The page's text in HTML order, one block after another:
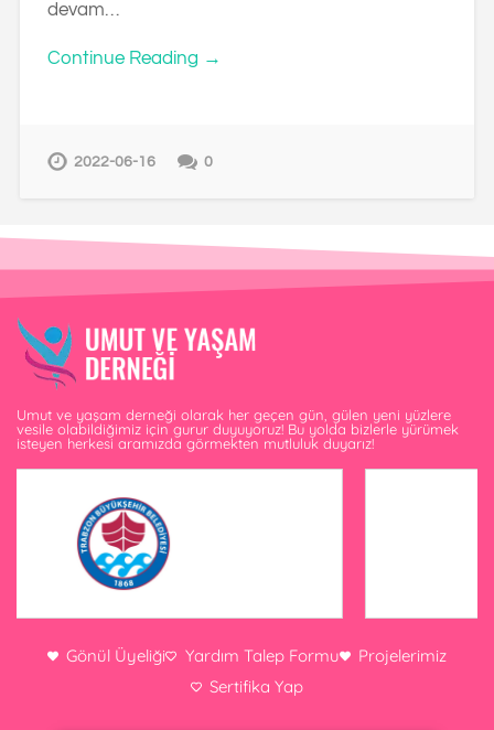
devam…
Continue Reading →
2022-06-16 0
Umut ve yaşam derneği olarak her geçen gün, gülen yeni yüzlere
vesile olabildiğimiz için gurur duyuyoruz! Bu yolda bizlerle yürümek
isteyen herkesi aramızda görmekten mutluluk duyarız!
Gönül Üyeliği Yardım Talep Formu
Projelerimiz
Sertifika Yap